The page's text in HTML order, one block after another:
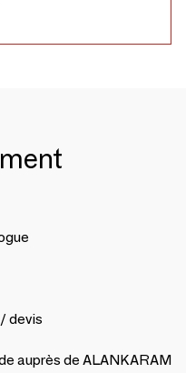
devis
auprès de ALANKARAM